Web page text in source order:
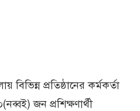
বিভিন্ন প্রতিষ্ঠানের কর্মকর্তা
জন প্রশিক্ষণার্থী